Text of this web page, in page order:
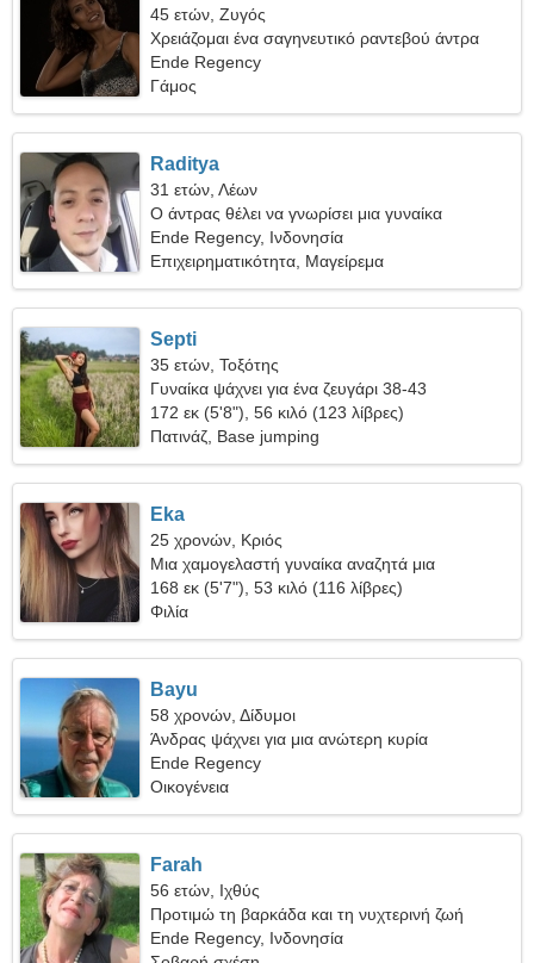
45 ετών, Ζυγός
Χρειάζομαι ένα σαγηνευτικό ραντεβού άντρα
Ende Regency
Γάμος
Raditya
31 ετών, Λέων
Ο άντρας θέλει να γνωρίσει μια γυναίκα
Ende Regency, Ινδονησία
Επιχειρηματικότητα, Μαγείρεμα
Septi
35 ετών, Τοξότης
Γυναίκα ψάχνει για ένα ζευγάρι 38-43
172 εκ (5'8"), 56 κιλό (123 λίβρες)
Πατινάζ, Base jumping
Eka
25 χρονών, Κριός
Μια χαμογελαστή γυναίκα αναζητά μια
πραγματική σχέση
168 εκ (5'7"), 53 κιλό (116 λίβρες)
Φιλία
Bayu
58 χρονών, Δίδυμοι
Άνδρας ψάχνει για μια ανώτερη κυρία
Ende Regency
Οικογένεια
Farah
56 ετών, Ιχθύς
Προτιμώ τη βαρκάδα και τη νυχτερινή ζωή
Ende Regency, Ινδονησία